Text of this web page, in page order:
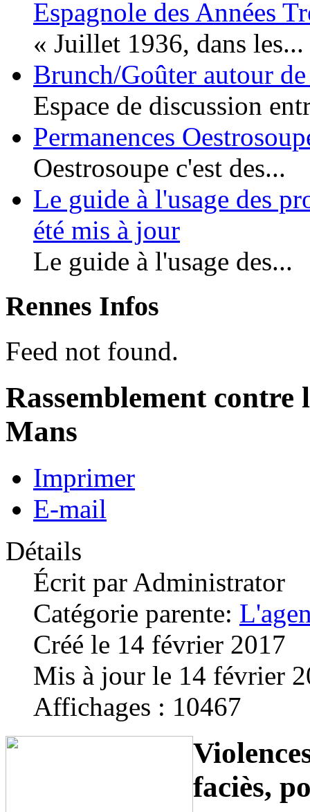
Espagnole des Années
« Juillet 1936, dans les...
Brunch/Goûter autour de
Espace de discussion
Permanences
Oestrosoupe c'est des...
Le guide à l'usage des
été mis à jour
Le guide à l'usage des...
Rennes Infos
Feed not found.
Rassemblement contre
Mans
Imprimer
E-mail
Détails
Écrit par Administrator
Catégorie parente:
Créé le 14 février 2017
Mis à jour le 14 février
Affichages : 10467
faciès,